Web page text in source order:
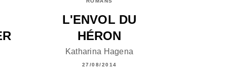
L'ENVOL DU
HÉRON
Katharina Hagena
27/08/2014